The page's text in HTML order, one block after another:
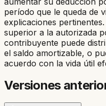
período que le queda de
explicaciones
superior a la autorizada
contribuyente puede
el saldo amortizable, o
acuerdo con la vida útil
Versiones